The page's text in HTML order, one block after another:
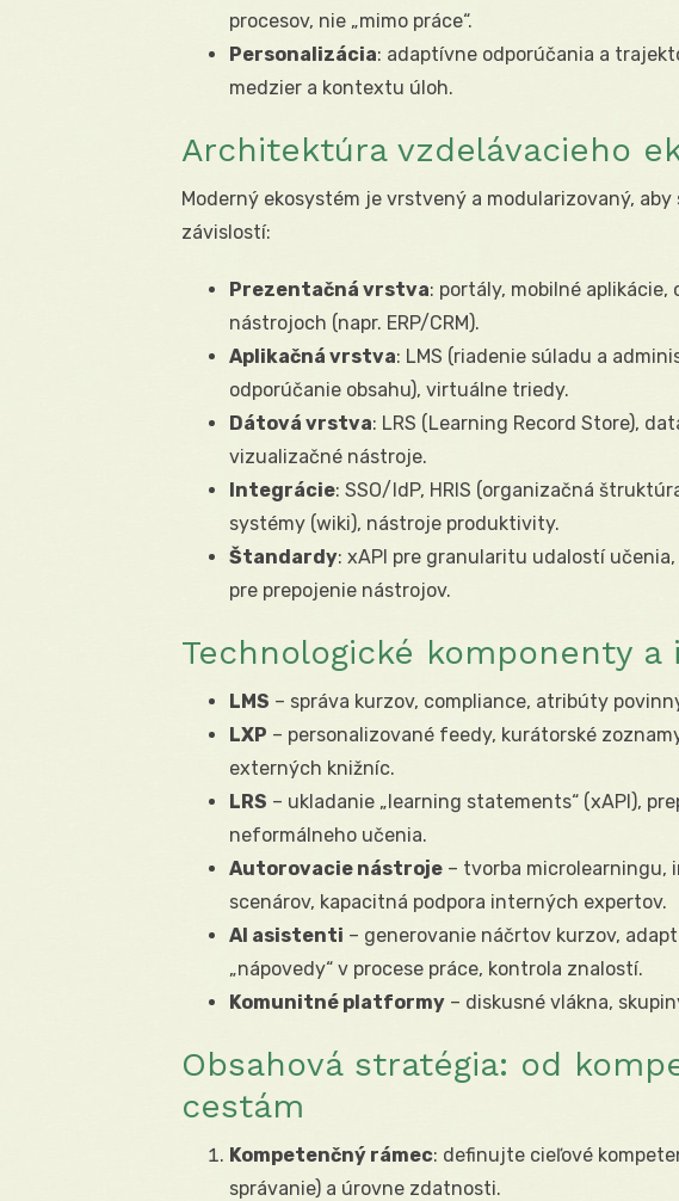
procesov, nie „mimo práce“.
Personalizácia: adaptívne odporúčania a
medzier a kontextu úloh.
Architektúra vzdelávacieho
Moderný ekosystém je vrstvený a modularizovaný,
závislostí:
Prezentačná vrstva: portály, mobilné
nástrojoch (napr. ERP/CRM).
Aplikačná vrstva: LMS (riadenie súladu a
odporúčanie obsahu), virtuálne triedy.
Dátová vrstva: LRS (Learning Record Store),
vizualizačné nástroje.
Integrácie: SSO/IdP, HRIS (organizačná
systémy (wiki), nástroje produktivity.
Štandardy: xAPI pre granularitu udalostí učenia,
pre prepojenie nástrojov.
Technologické komponenty a
LMS – správa kurzov, compliance, atribúty
LXP – personalizované feedy, kurátorské
externých knižníc.
LRS – ukladanie „learning statements“ (xAPI),
neformálneho učenia.
Autorovacie nástroje – tvorba microlearningu,
scenárov, kapacitná podpora interných expertov.
AI asistenti – generovanie náčrtov kurzov,
„nápovedy“ v procese práce, kontrola znalostí.
Komunitné platformy – diskusné vlákna,
Obsahová stratégia: od
cestám
Kompetenčný rámec: definujte cieľové
správanie) a úrovne zdatnosti.